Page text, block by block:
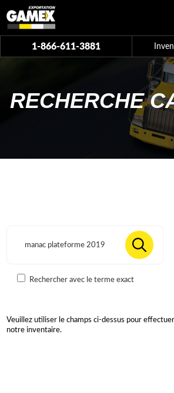
1-866-611-3881
RECHERCHE
Rechercher avec le terme exact
Veuillez utiliser le champs ci-dessus pour
notre inventaire.